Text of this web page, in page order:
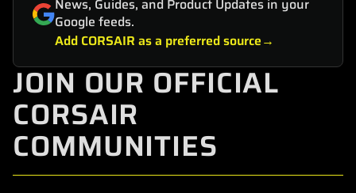
News, Guides, and Product Updates in your
Google feeds.
Add CORSAIR as a preferred source
JOIN OUR OFFICIAL
CORSAIR
COMMUNITIES